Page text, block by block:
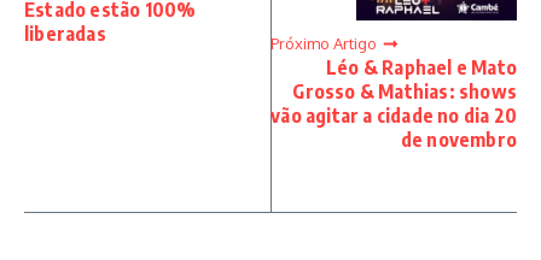
Estado estão 100%
liberadas
Próximo Artigo
Léo & Raphael e Mato
Grosso & Mathias: shows
vão agitar a cidade no dia 20
de novembro